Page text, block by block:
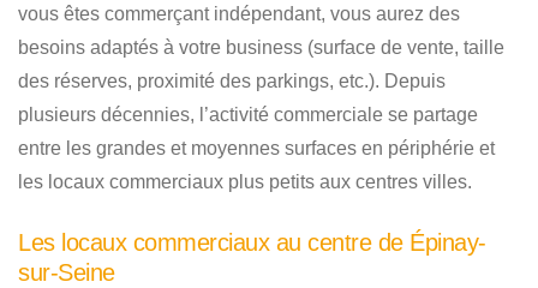
vous êtes commerçant indépendant, vous aurez des
besoins adaptés à votre business (surface de vente, taille
des réserves, proximité des parkings, etc.). Depuis
plusieurs décennies, l’activité commerciale se partage
entre les grandes et moyennes surfaces en périphérie et
les locaux commerciaux plus petits aux centres villes.
Les locaux commerciaux au centre de Épinay-
sur-Seine